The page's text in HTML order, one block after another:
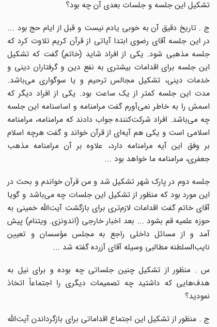
تشکیل این جلسه و جلسات بعدی آن چه بود؟
ج . تاریخ دقیق آن به خوبی یادم نیست و قبل از ایام حج بود ...
در این جلسه آقای رضوی ابتدا آیاتی از قرآن کریم تلاوت کرد که
جلسه مذهبی شود. یکی از افراد شاید (خاتم) گفت که تشکیل
این جلسه برای اقدامات بیشتری به نفع دین و گرفتاران دینی و
خدمات دینی، تشکیل مجالس ترحیم و یا سوگواری می‌باشد.
مدت این جلسه کمتر از یک ساعت بود. یکی از افراد دیگر که
اسمش را به خاطر نمی‌آورم گفت مرامنامه و اساسنامه این جلسه
چه می‌باشد. افراد شرکت‌کننده جواب دادند که مرامنامه، مرامنامه
اسلامی است و یکی هم آیه‌ای از قرآن خواند و گفت هرچه اسلام
بر وفق این آیه مرامنامه دارد، علاوه بر آن مرامنامه مذهب
جعفری، مرامنامه ما خواهد بود ...
جلسه دوم در پارک شهر تشکیل شد و من قرآن خواندم و بحث در
این مورد بود که منظور از تشکیل این جلسات چه می‌باشد و گویا
آقای خاتم گفت اقدامات لازم‌تری برای بازگشت آیت‌الله خمینی به
حوزه علمیه قم بشود ... بعد اخبار خارجی (اندونزی. ویتنام) پیش
آمد و از مسائل داخلی راجع به مجلس مؤسسان و تعیین
نایب‌السلطنه مطالبی وسیله آقای آزرده گفته شد ...
س . منظور از تشکیل چنین جلساتی چه بوده و برای نیل به
هدف‌هایی که داشتید چه تصمیمات دیگری را اجتماعاً اتخاذ
نمودید؟
ج . منظور از تشکیل این اجتماع اقداماتی برای بازگرداندن آیت‌الله